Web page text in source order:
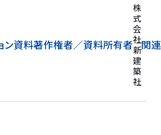
ン資料著作権者／資料所有者
株
式
会
社
新
建
築
社
関